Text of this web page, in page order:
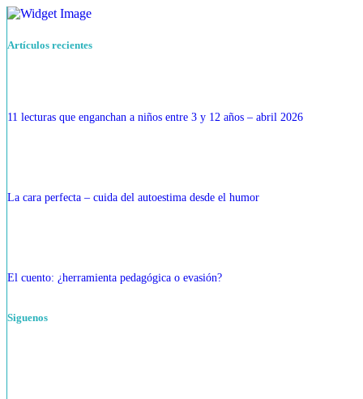
Artículos recientes
11 lecturas que enganchan a niños entre 3 y 12 años – abril 2026
La cara perfecta – cuida del autoestima desde el humor
El cuento: ¿herramienta pedagógica o evasión?
Siguenos